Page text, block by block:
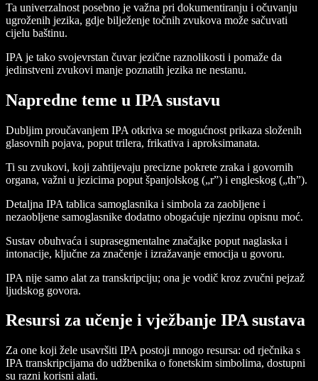
Ta univerzalnost posebno je važna pri dokumentiranju i očuvanju
ugroženih jezika, gdje bilježenje točnih zvukova može sačuvati
cijelu baštinu.
IPA je tako svojevrstan čuvar jezične raznolikosti i pomaže da
jedinstveni zvukovi manje poznatih jezika ne nestanu.
Napredne teme u IPA sustavu
Dubljim proučavanjem IPA otkriva se mogućnost prikaza složenih
glasovnih pojava, poput trilera, frikativa i aproksimanata.
Ti su zvukovi, koji zahtijevaju precizne pokrete zraka i govornih
organa, važni u jezicima poput španjolskog („r”) i engleskog („th”).
Detaljna IPA tablica samoglasnika i simbola za zaobljene i
nezaobljene samoglasnike dodatno obogaćuje njezinu opisnu moć.
Sustav obuhvaća i suprasegmentalne značajke poput naglaska i
intonacije, ključne za značenje i izražavanje emocija u govoru.
IPA nije samo alat za transkripciju; ona je vodič kroz zvučni pejzaž
ljudskog govora.
Resursi za učenje i vježbanje IPA sustava
Za one koji žele usavršiti IPA postoji mnogo resursa: od rječnika s
IPA transkripcijama do udžbenika o fonetskim simbolima, dostupni
su razni korisni alati.